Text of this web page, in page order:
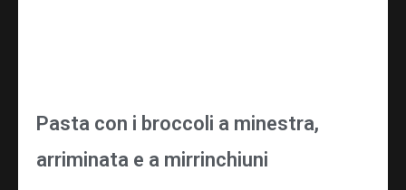
Pasta con i broccoli a minestra,
arriminata e a mirrinchiuni